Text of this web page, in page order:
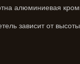
алюминиевая
зависит от